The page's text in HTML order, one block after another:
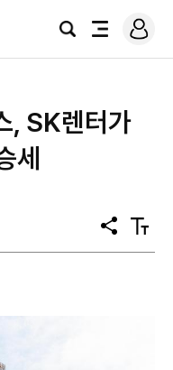
검
전
로
그
, SK렌터가
세
공
유
텍
스